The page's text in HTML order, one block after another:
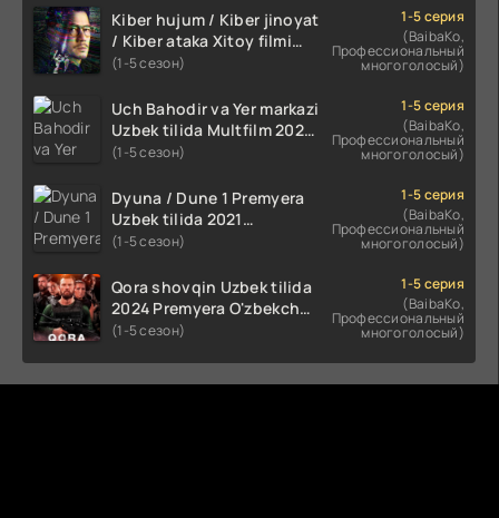
Kiber hujum / Kiber jinoyat
/ Kiber ataka Xitoy filmi
Uzbek tilida O'zbekcha
HD skachat
(1-5 сезон)
1-5 серия
(BaibaKo,
Профессиональный
многоголосый)
Uch Bahodir va Yer markazi
Uzbek tilida Multfilm 2025
tarjima HD skachat
(1-5 сезон)
1-5 серия
(BaibaKo,
Профессиональный
многоголосый)
Dyuna / Dune 1 Premyera
Uzbek tilida 2021
O'zbekcha tarjima kino HD
(1-5 сезон)
1-5 серия
(BaibaKo,
Профессиональный
многоголосый)
Qora shovqin Uzbek tilida
2024 Premyera O'zbekcha
tarjima kino HD skachat
(1-5 сезон)
1-5 серия
(BaibaKo,
Профессиональный
многоголосый)